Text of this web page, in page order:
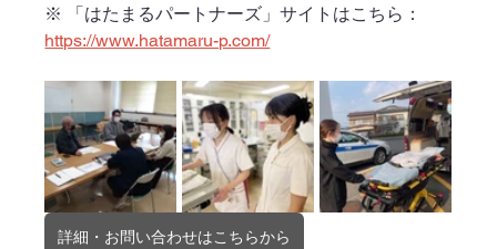
※ 「はたまるパートナーズ」サイトはこちら：
https://www.hatamaru-p.com/
詳細・お問い合わせはこちらから